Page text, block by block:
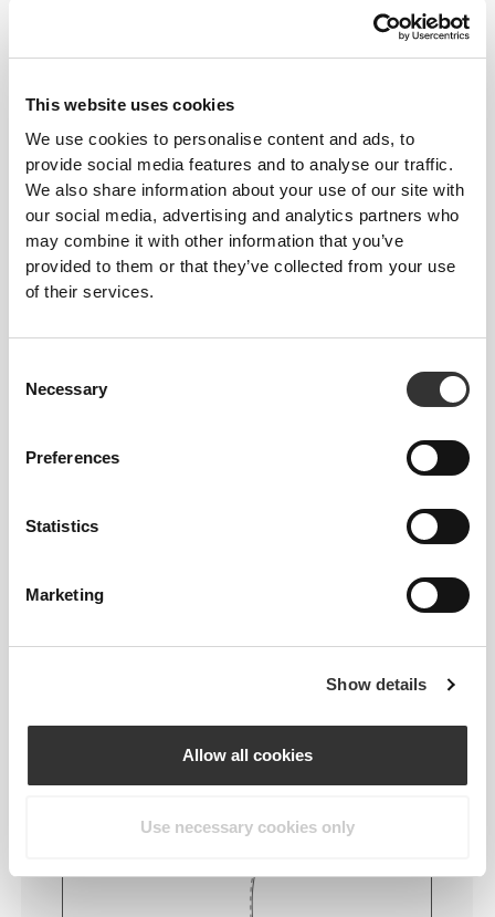
This website uses cookies
We use cookies to personalise content and ads, to
provide social media features and to analyse our traffic.
We also share information about your use of our site with
our social media, advertising and analytics partners who
may combine it with other information that you’ve
provided to them or that they’ve collected from your use
of their services.
Selection
Necessary
Preferences
Statistics
Marketing
Show details
Allow all cookies
Use necessary cookies only
ΔΙΠΛΉΣ ΚΑΤΕΎΘΥΝΣΗΣ ΕΛΑΣΤΙΚΌΤΗΤΑ
Η ΕΤΙΚΈΤΑ ΜΑΣ ΕΊΝΑΙ Η
ΆΝΕΣΉ ΣΑΣ.
υιοθετήσει μια προσέγγιση που αφήνει ένα
σημαντικό αποτύπωμα στα ενδύματά μας: χωρίς
άνετη, καθώς δεν προκαλεί ερεθισμό στο δέρμα.
ΣΥΜΒΟΥΛΈΣ ΓΙΑ ΤΑ ΜΕΓΈΘΗ